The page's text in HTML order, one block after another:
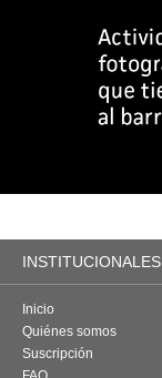
INSTITUCIONALES
Inicio
Quiénes somos
Suscripción